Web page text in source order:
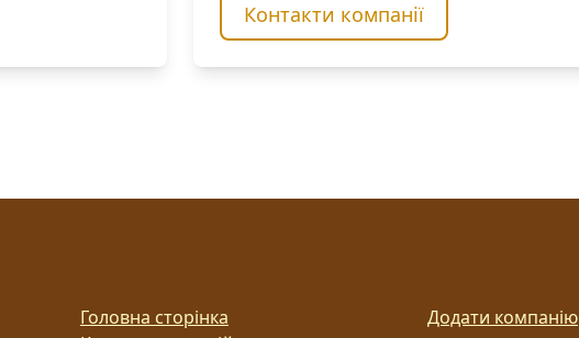
Контакти компанії
Головна сторінка
Додати компанію